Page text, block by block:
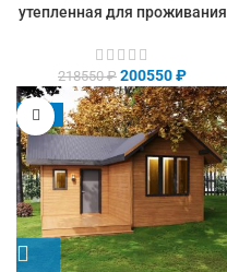
утепленная для проживания
218550₽ 200550₽
-13%